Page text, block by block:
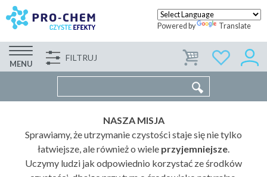
Powered by Translate
MENU
FILTRUJ WSPÓŁPRACA KONTAKT
NASZA MISJA
Sprawiamy, że utrzymanie czystości staje się nie tylko
łatwiejsze, ale również o wiele przyjemniejsze.
Uczymy ludzi jak odpowiednio korzystać ze środków